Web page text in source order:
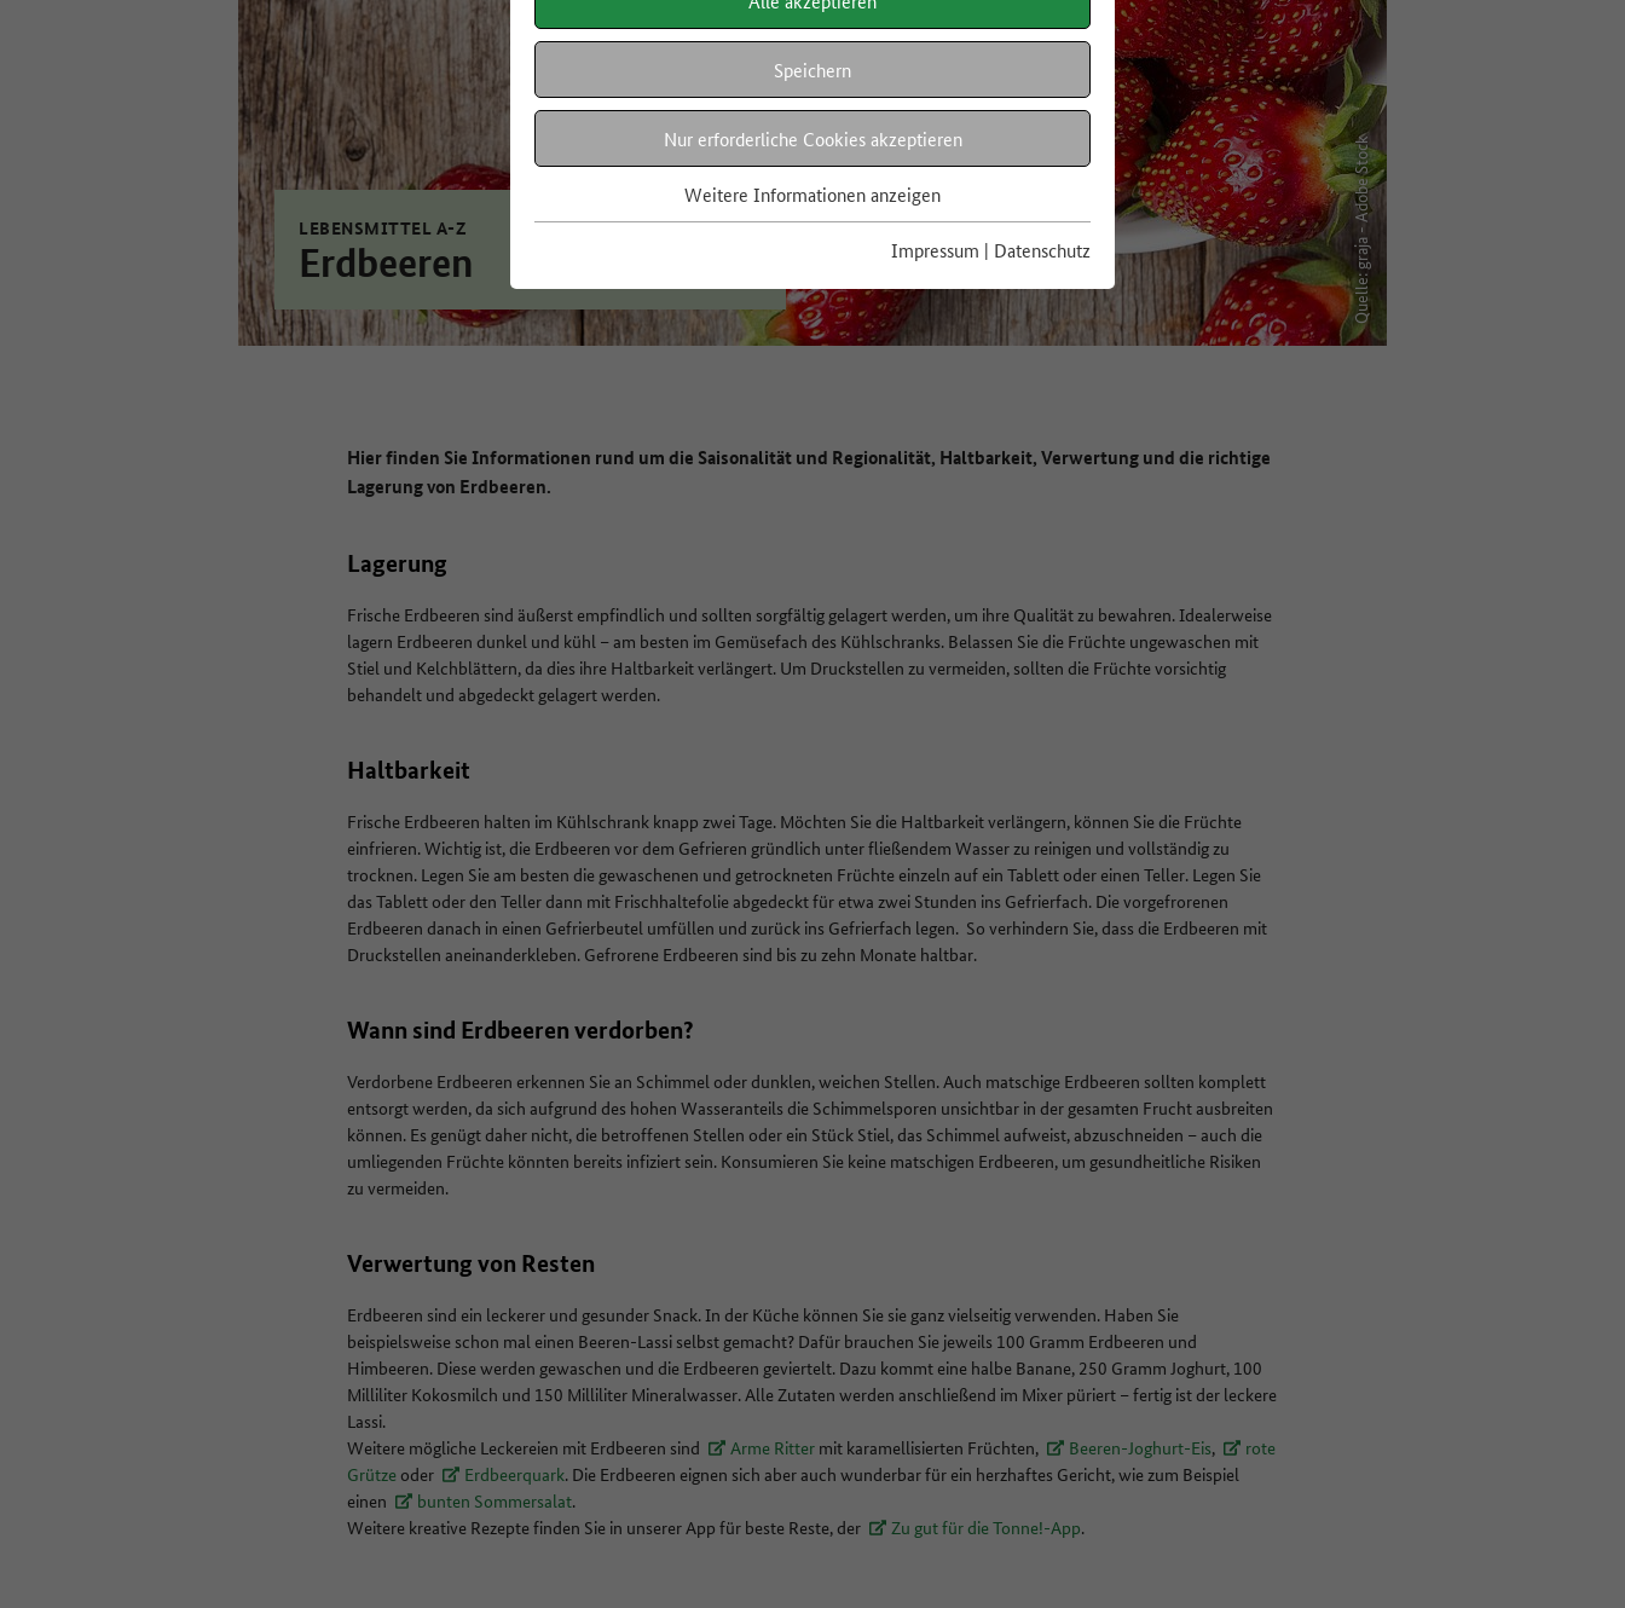
Speichern
Nur erforderliche Cookies akzeptieren
Weitere Informationen anzeigen
Impressum | Datenschutz
LEBENSMITTEL A-Z
Erdbeeren Quelle: graja - Adobe Stock
Hier finden Sie Informationen rund um die Saisonalität und Regionalität, Haltbarkeit, Verwertung und die richtige
Lagerung von Erdbeeren.
Lagerung
Frische Erdbeeren sind äußerst empfindlich und sollten sorgfältig gelagert werden, um ihre Qualität zu bewahren. Idealerweise
lagern Erdbeeren dunkel und kühl – am besten im Gemüsefach des Kühlschranks. Belassen Sie die Früchte ungewaschen mit
Stiel und Kelchblättern, da dies ihre Haltbarkeit verlängert. Um Druckstellen zu vermeiden, sollten die Früchte vorsichtig
behandelt und abgedeckt gelagert werden.
Haltbarkeit
Frische Erdbeeren halten im Kühlschrank knapp zwei Tage. Möchten Sie die Haltbarkeit verlängern, können Sie die Früchte
einfrieren. Wichtig ist, die Erdbeeren vor dem Gefrieren gründlich unter fließendem Wasser zu reinigen und vollständig zu
trocknen. Legen Sie am besten die gewaschenen und getrockneten Früchte einzeln auf ein Tablett oder einen Teller. Legen Sie
das Tablett oder den Teller dann mit Frischhaltefolie abgedeckt für etwa zwei Stunden ins Gefrierfach. Die vorgefrorenen
Erdbeeren danach in einen Gefrierbeutel umfüllen und zurück ins Gefrierfach legen. So verhindern Sie, dass die Erdbeeren mit
Druckstellen aneinanderkleben. Gefrorene Erdbeeren sind bis zu zehn Monate haltbar.
Wann sind Erdbeeren verdorben?
Verdorbene Erdbeeren erkennen Sie an Schimmel oder dunklen, weichen Stellen. Auch matschige Erdbeeren sollten komplett
entsorgt werden, da sich aufgrund des hohen Wasseranteils die Schimmelsporen unsichtbar in der gesamten Frucht ausbreiten
können. Es genügt daher nicht, die betroffenen Stellen oder ein Stück Stiel, das Schimmel aufweist, abzuschneiden – auch die
umliegenden Früchte könnten bereits infiziert sein. Konsumieren Sie keine matschigen Erdbeeren, um gesundheitliche Risiken
zu vermeiden.
Verwertung von Resten
Erdbeeren sind ein leckerer und gesunder Snack. In der Küche können Sie sie ganz vielseitig verwenden. Haben Sie
beispielsweise schon mal einen Beeren-Lassi selbst gemacht? Dafür brauchen Sie jeweils 100 Gramm Erdbeeren und
Himbeeren. Diese werden gewaschen und die Erdbeeren geviertelt. Dazu kommt eine halbe Banane, 250 Gramm Joghurt, 100
Milliliter Kokosmilch und 150 Milliliter Mineralwasser. Alle Zutaten werden anschließend im Mixer püriert – fertig ist der leckere
Lassi.
Weitere mögliche Leckereien mit Erdbeeren sind
Arme Ritter mit karamellisierten Früchten, Beeren-Joghurt-Eis,
rote
Grütze oder Erdbeerquark. Die Erdbeeren eignen sich aber auch wunderbar für ein herzhaftes Gericht, wie zum Beispiel
einen
bunten Sommersalat.
Weitere kreative Rezepte finden Sie in unserer App für beste Reste, der
Zu gut für die Tonne!-App.